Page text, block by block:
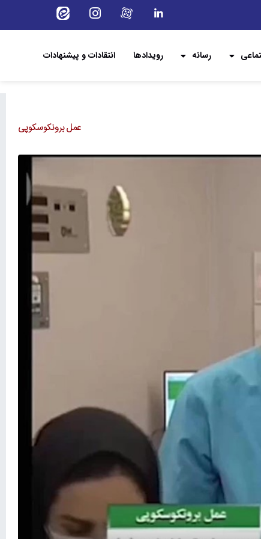
رسانه رویدادها انتقادات و پیشنهادات
عمل برونکوسکوپی